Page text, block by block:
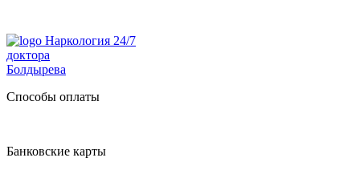
Наркология 24/7
доктора
Болдырева
Способы оплаты
Банковские карты